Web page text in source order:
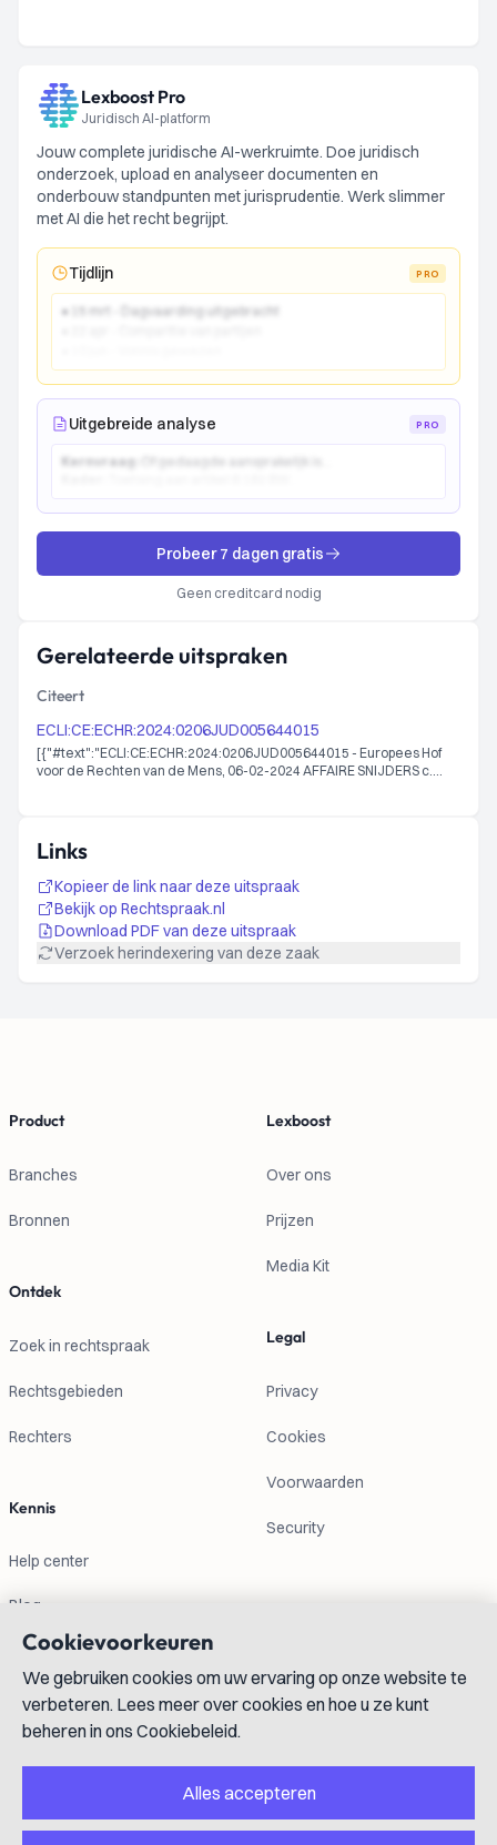
Lexboost Pro
Juridisch AI-platform
Jouw complete juridische AI-werkruimte. Doe juridisch
onderzoek, upload en analyseer documenten en
onderbouw standpunten met jurisprudentie. Werk slimmer
met AI die het recht begrijpt.
Tijdlijn PRO
● 15 mrt - Dagvaarding uitgebracht
Uitgebreide analyse PRO
Kernvraag:
Probeer 7 dagen gratis
Geen creditcard nodig
Gerelateerde uitspraken
Citeert
ECLI:CE:ECHR:2024:0206JUD005644015
[{"#text":"ECLI:CE:ECHR:2024:0206JUD005644015 - Europees Hof
voor de Rechten van de Mens, 06-02-2024 AFFAIRE SNIJDERS c.
voor de Rechten van de Mens, 06-02-2024 CASE OF SNIJDERS v. THE
NETHERLANDS
56440/15","@_xmlns:dcterms":"http://purl.org/dc/terms/"}]
Links
Kopieer de link naar deze uitspraak
Bekijk op Rechtspraak.nl
Download PDF van deze uitspraak
Verzoek herindexering van deze zaak
Product
Branches
Bronnen
Ontdek
Zoek in rechtspraak
Rechtsgebieden
Rechters
Kennis
Help center
Blog
Lexboost
Over ons
Prijzen
Media Kit
Legal
Privacy
Cookies
Voorwaarden
Security
Contactgegevens
info@lexboost.com
Cookievoorkeuren
We gebruiken cookies om uw ervaring op onze website te
verbeteren. Lees meer over cookies en hoe u ze kunt
beheren in ons Cookiebeleid.
Alles accepteren